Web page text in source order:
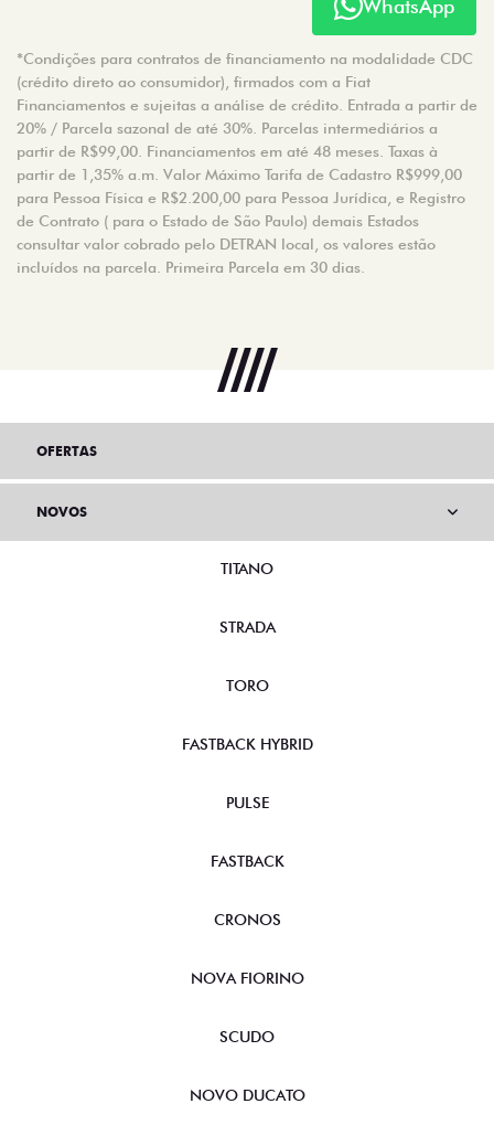
*Condições para contratos de financiamento na modalidade CDC
(crédito direto ao consumidor), firmados com a Fiat
Financiamentos e sujeitas a análise de crédito. Entrada a partir de
20% / Parcela sazonal de até 30%. Parcelas intermediários a
partir de R$99,00. Financiamentos em até 48 meses. Taxas à
partir de 1,35% a.m. Valor Máximo Tarifa de Cadastro R$999,00
para Pessoa Física e R$2.200,00 para Pessoa Jurídica, e Registro
de Contrato ( para o Estado de São Paulo) demais Estados
consultar valor cobrado pelo DETRAN local, os valores estão
incluídos na parcela. Primeira Parcela em 30 dias.
WhatsApp
OFERTAS
NOVOS
TITANO
STRADA
TORO
FASTBACK HYBRID
PULSE
FASTBACK
CRONOS
NOVA FIORINO
SCUDO
NOVO DUCATO